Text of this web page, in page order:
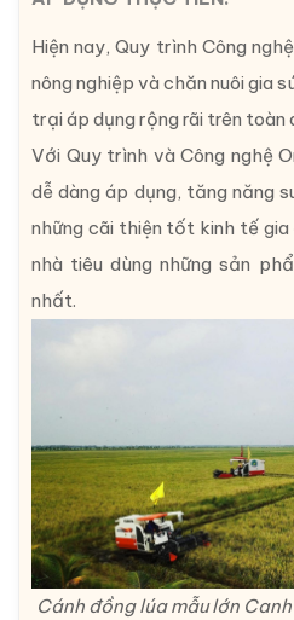
Hiện nay, Quy trình Công
nông nghiệp và chăn nuôi gia
trại áp dụng rộng rãi trên toàn
Với Quy trình và Công nghệ
dễ dàng áp dụng, tăng năng
những cãi thiện tốt kinh tế
nhà tiêu dùng những sản
nhất.
Cánh đồng lúa mẫu lớn